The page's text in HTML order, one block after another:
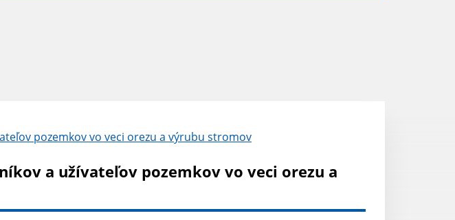
pozemkov vo veci orezu a výrubu stromov
a užívateľov pozemkov vo veci orezu a